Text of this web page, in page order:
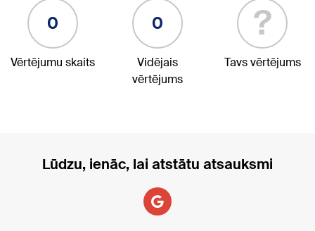
0
Vērtējumu skaits
0
Vidējais
vērtējums
?
Tavs vērtējums
Lūdzu, ienāc, lai atstātu atsauksmi